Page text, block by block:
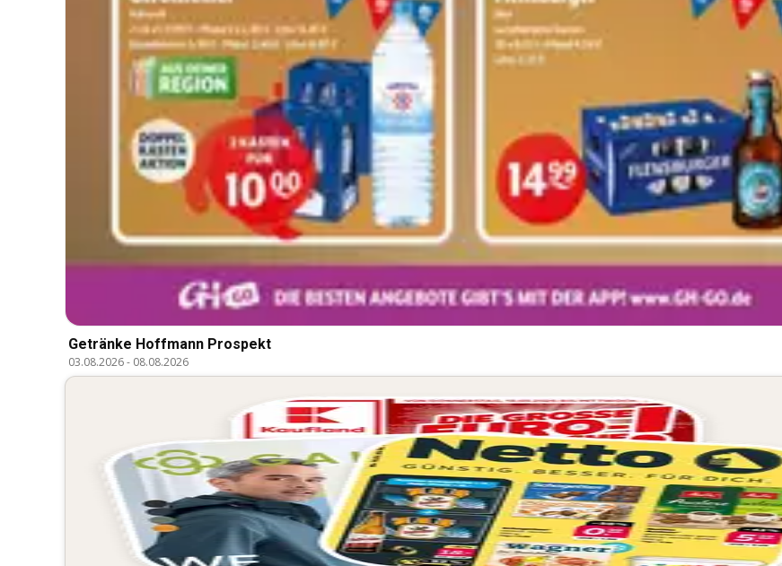
Getränke Hoffmann Prospekt
03.08.2026- 08.08.2026